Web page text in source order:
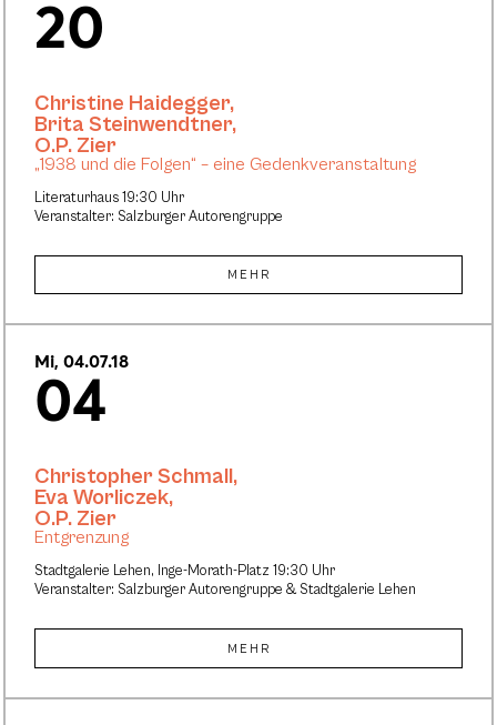
20
Literaturhaus 19:30 Uhr
Veranstalter: Salzburger Autorengruppe
Christine Haidegger,
Brita Steinwendtner,
O.P. Zier
„1938 und die Folgen“ – eine Gedenkveranstaltung
MEHR
Mi, 04.07.18
04
Stadtgalerie Lehen, Inge-Morath-Platz 19:30 Uhr
Veranstalter: Salzburger Autorengruppe & Stadtgalerie Lehen
Christopher Schmall,
Eva Worliczek,
O.P. Zier
Entgrenzung
MEHR